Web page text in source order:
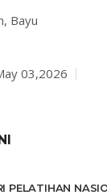
Bayu
03,2026
PELATIHAN